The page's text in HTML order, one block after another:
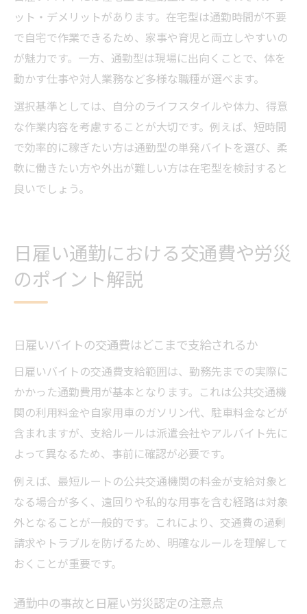
ット・デメリットがあります。在宅型は通勤時間が不要
で自宅で作業できるため、家事や育児と両立しやすいの
が魅力です。一方、通勤型は現場に出向くことで、体を
動かす仕事や対人業務など多様な職種が選べます。
選択基準としては、自分のライフスタイルや体力、得意
な作業内容を考慮することが大切です。例えば、短時間
で効率的に稼ぎたい方は通勤型の単発バイトを選び、柔
軟に働きたい方や外出が難しい方は在宅型を検討すると
良いでしょう。
日雇い通勤における交通費や労災
のポイント解説
日雇いバイトの交通費はどこまで支給されるか
日雇いバイトの交通費支給範囲は、勤務先までの実際に
かかった通勤費用が基本となります。これは公共交通機
関の利用料金や自家用車のガソリン代、駐車料金などが
含まれますが、支給ルールは派遣会社やアルバイト先に
よって異なるため、事前に確認が必要です。
例えば、最短ルートの公共交通機関の料金が支給対象と
なる場合が多く、遠回りや私的な用事を含む経路は対象
外となることが一般的です。これにより、交通費の過剰
請求やトラブルを防げるため、明確なルールを理解して
おくことが重要です。
通勤中の事故と日雇い労災認定の注意点